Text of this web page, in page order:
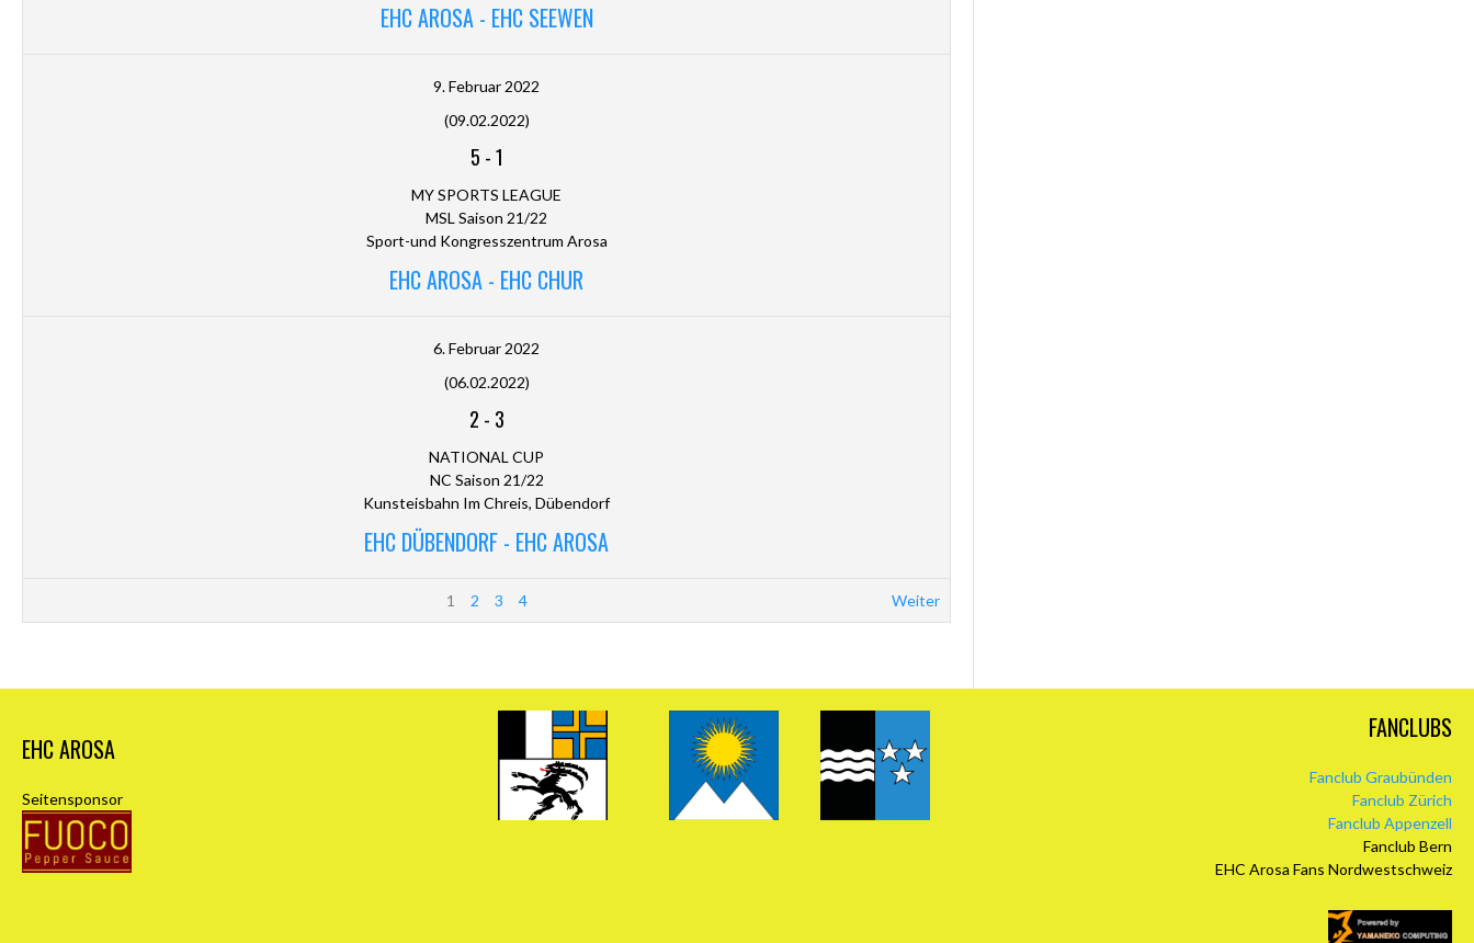
EHC AROSA - EHC SEEWEN
9. Februar 2022
(09.02.2022)
5 -1
MY SPORTS LEAGUE
MSL Saison 21/22
Sport-und Kongresszentrum Arosa
EHC AROSA - EHC CHUR
6. Februar 2022
(06.02.2022)
2 - 3
NATIONAL CUP
NC Saison 21/22
Kunsteisbahn Im Chreis, Dübendorf
EHC DÜBENDORF - EHC AROSA
1 2 3 4 Weiter
EHC AROSA
Seitensponsor
FANCLUBS
Fanclub Graubünden
Fanclub Zürich
Fanclub Appenzell
Fanclub Bern
EHC Arosa Fans Nordwestschweiz